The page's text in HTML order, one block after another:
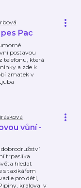
Pac
postavou
telefonu, která
a zde k
zmatek v
vůní -
trpaslíka
hledat
s taxikářem
pro děti,
kraloval v